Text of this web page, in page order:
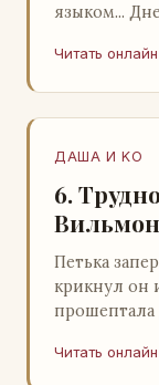
языком...
Читать
ДАША И KO
6.
Петька
крикнул он
…
Читать